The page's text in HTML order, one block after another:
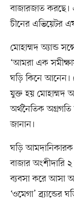
বাজারজাত করছে।
চীনের এভিয়েটর
মোহাম্মদ অ্যান্ড
‘আমরা এক
ঘড়ি কিনে আনেন।
যুক্ত হয় মোহাম্মদ
অর্থনৈতিক
জানান।
ঘড়ি আমদানিকারক
বাজার
ব্যবসা করে আসা
‘ওমেগা’